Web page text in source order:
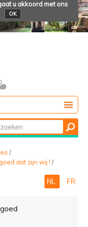
u akkoord met ons
OK
/
dat zijn wij ! /
NL FR